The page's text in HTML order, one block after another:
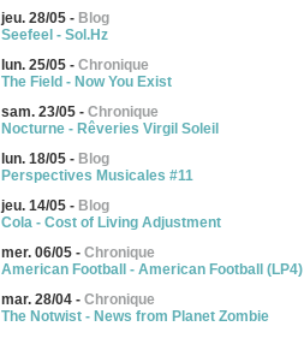
jeu. 28/05 - Blog
Seefeel - Sol.Hz
lun. 25/05 - Chronique
The Field - Now You Exist
sam. 23/05 - Chronique
Nocturne - Rêveries Virgil Soleil
lun. 18/05 - Blog
Perspectives Musicales #11
jeu. 14/05 - Blog
Cola - Cost of Living Adjustment
mer. 06/05 - Chronique
American Football - American Football (LP4)
mar. 28/04 - Chronique
The Notwist - News from Planet Zombie